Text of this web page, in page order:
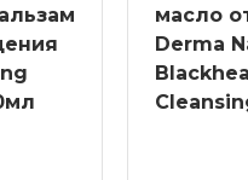
масло
Derma